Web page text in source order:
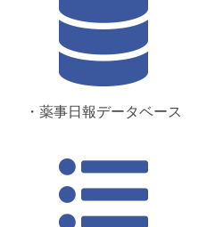
・薬事日報データベース